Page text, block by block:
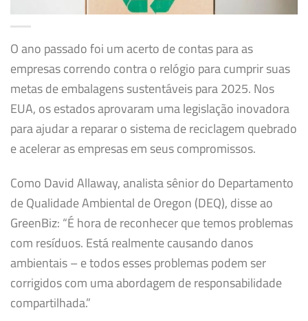
O ano passado foi um acerto de contas para as
empresas correndo contra o relógio para cumprir suas
metas de embalagens sustentáveis ​​para 2025. Nos
EUA, os estados aprovaram uma legislação inovadora
para ajudar a reparar o sistema de reciclagem quebrado
e acelerar as empresas em seus compromissos.
Como David Allaway, analista sênior do Departamento
de Qualidade Ambiental de Oregon (DEQ), disse ao
GreenBiz: “É hora de reconhecer que temos problemas
com resíduos. Está realmente causando danos
ambientais – e todos esses problemas podem ser
corrigidos com uma abordagem de responsabilidade
compartilhada.”